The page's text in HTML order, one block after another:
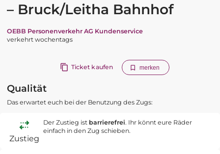
– Bruck/Leitha Bahnhof
OEBB Personenverkehr AG Kundenservice
verkehrt wochentags
Ticket kaufen merken
Qualität
Das erwartet euch bei der Benutzung des Zugs:
Zustieg
Der Zustieg ist barrierefrei. Ihr könnt eure Räder
einfach in den Zug schieben.